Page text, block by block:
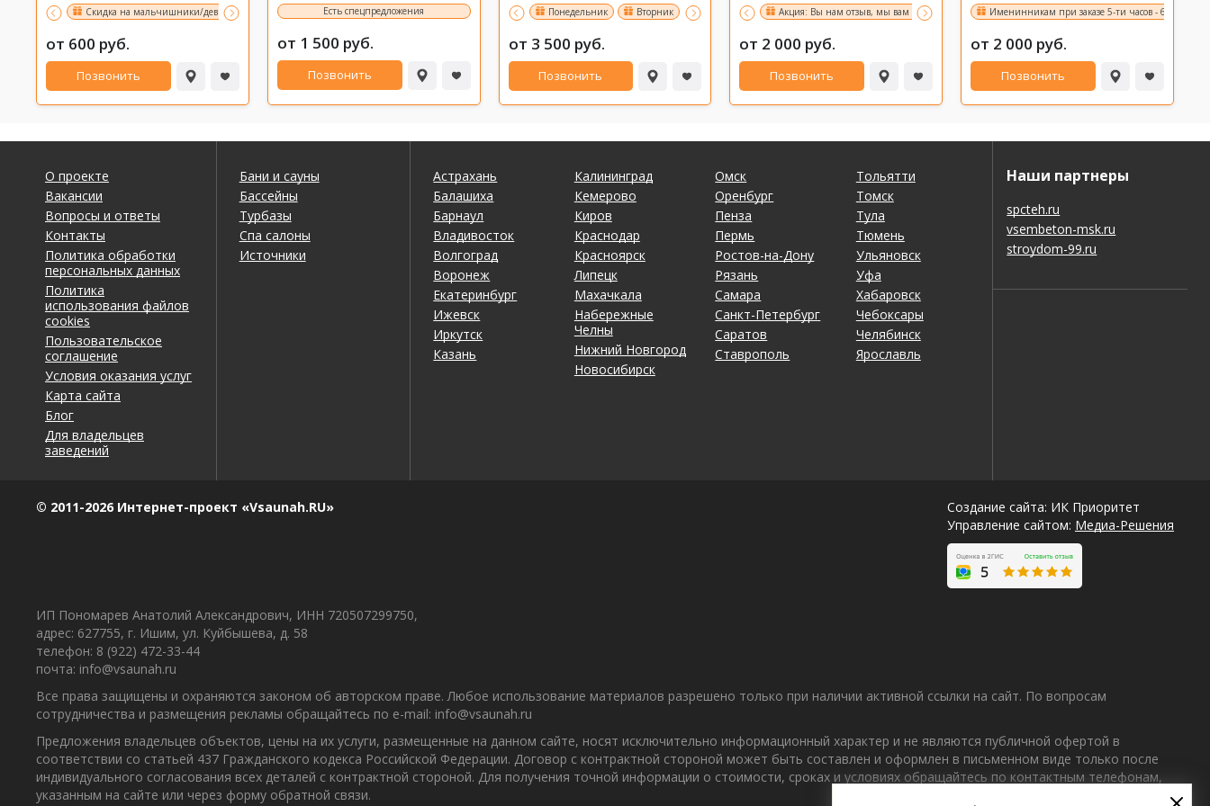
Скидка на мальчишники/девичники 10% Именинникам 10% скидка!
от 600 руб.
Позвонить
Есть спецпредложения
от 1 500 руб.
Позвонить
Понедельник Вторник Среда и Четверг Именинникам скидка 20% на аренду бани!
от 3 500 руб.
Позвонить
Акция: Вы нам отзыв, мы вам - подарок! об условиях акции уточняйте у администратора*
от 2 000 руб.
Позвонить
Именинникам при заказе 5-ти часов - 6-й в
от 2 000 руб.
Позвонить
О проекте
Вакансии
Вопросы и ответы
Контакты
Политика обработки
персональных данных
Политика
использования файлов
cookies
Пользовательское
соглашение
Условия оказания услуг
Карта сайта
Блог
Для владельцев
заведений
Бани и сауны
Бассейны
Турбазы
Спа салоны
Источники
Астрахань
Балашиха
Барнаул
Владивосток
Волгоград
Воронеж
Екатеринбург
Ижевск
Иркутск
Казань
Калининград
Кемерово
Киров
Краснодар
Красноярск
Липецк
Махачкала
Набережные
Челны
Нижний Новгород
Новосибирск
Омск
Оренбург
Пенза
Пермь
Ростов-на-Дону
Рязань
Самара
Санкт-Петербург
Саратов
Ставрополь
Тольятти
Томск
Тула
Тюмень
Ульяновск
Уфа
Хабаровск
Чебоксары
Челябинск
Ярославль
Наши партнеры
spcteh.ru
vsembeton-msk.ru
stroydom-99.ru
© 2011-2026 Интернет-проект «Vsaunah.RU»
Создание сайта: ИК Приоритет
Управление сайтом: Медиа-Решения
ИП Пономарев Анатолий Александрович, ИНН 720507299750,
адрес: 627755, г. Ишим, ул. Куйбышева, д. 58
телефон: 8 (922) 472-33-44
почта: info@vsaunah.ru
Все права защищены и охраняются законом об авторском праве. Любое использование материалов разрешено только при наличии активной ссылки на сайт. По вопросам
сотрудничества и размещения рекламы обращайтесь по e-mail: info@vsaunah.ru
Предложения владельцев объектов, цены на их услуги, размещенные на данном сайте, носят исключительно информационный характер и не являются публичной офертой в
соответствии со статьей 437 Гражданского кодекса Российской Федерации. Договор с контрактной стороной может быть составлен и оформлен в письменном виде только после
индивидуального согласования всех деталей с контрактной стороной. Для получения точной информации о стоимости, сроках и условиях обращайтесь по контактным телефонам,
указанным на сайте или через форму обратной связи.
Лучшие